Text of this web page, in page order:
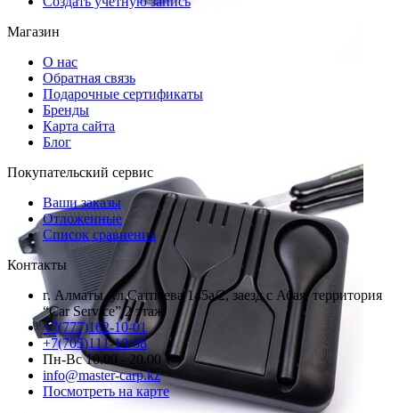
Магазин
О нас
Обратная связь
Подарочные сертификаты
Бренды
Карта сайта
Блог
Покупательский сервис
Ваши заказы
Отложенные
Список сравнения
Контакты
г. Алматы, ул.Сатпаева 145а/2, заезд с Абая, территория
“Car Service” 2 этаж
+7(777)162-10-01
+7(705)111-18-88
Пн-Вс 10.00 - 20.00
info@master-carp.kz
Посмотреть на карте